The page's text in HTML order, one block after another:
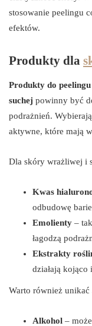
stosowanie peelingu
efektów.
Produkty dla
Produkty do
suchej powinny być
podrażnień.
aktywne, które mają
Dla skóry wrażliwej i
Kwas
odbudowę
Emolienty –
łagodzą
Ekstrakty
działają kojąco
Warto również
Alkohol –